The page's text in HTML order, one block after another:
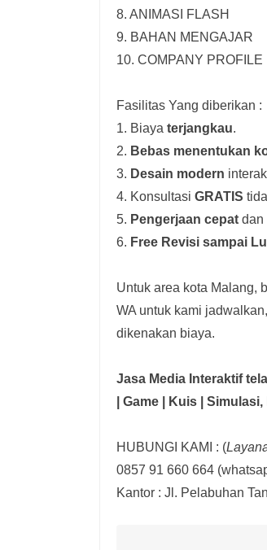
8. ANIMASI FLASH
9. BAHAN MENGAJAR
10. COMPANY PROFILE
Fasilitas Yang diberikan :
1. Biaya terjangkau.
2. Bebas menentukan
3. Desain modern
4. Konsultasi GRATIS
5. Pengerjaan cepat dan
6. Free Revisi sampai
Untuk area kota Malang,
WA untuk kami
dikenakan biaya.
Jasa Media Interaktif
| Game | Kuis | Simulasi,
HUBUNGI KAMI : (
0857 91 660 664
Kantor : Jl. Pelabuhan